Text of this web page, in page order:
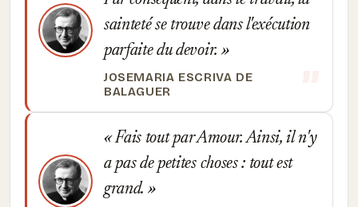
sainteté se trouve dans l'exécution
parfaite du devoir.
JOSEMARIA ESCRIVA DE
BALAGUER
Fais tout par Amour. Ainsi, il n'y
a pas de petites choses : tout est
grand.